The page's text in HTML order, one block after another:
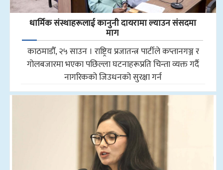
धार्मिक संस्थाहरूलाई कानुनी दायरामा ल्याउन संसदमा
माग
काठमाडौँ, २५ साउन । राष्ट्रिय प्रजातन्त्र पार्टीले कप्तानगञ्ज र
गोलबजारमा भएका पछिल्ला घटनाहरूप्रति चिन्ता व्यक्त गर्दै
नागरिकको जिउधनको सुरक्षा गर्न